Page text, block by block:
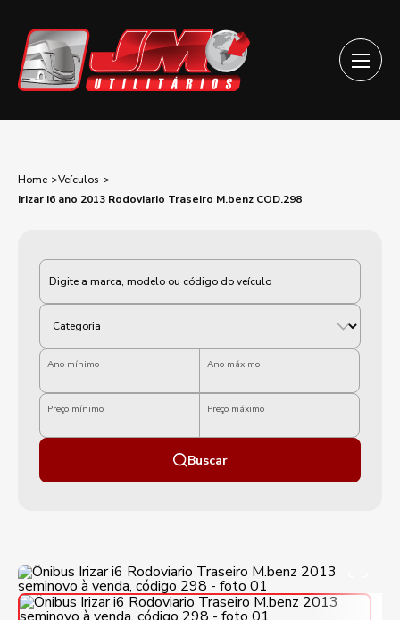
Home
Veículos
Irizar i6 ano 2013 Rodoviario Traseiro M.benz COD.298
Categoria
Ano mínimo Ano máximo
Preço mínimo Preço máximo
Buscar